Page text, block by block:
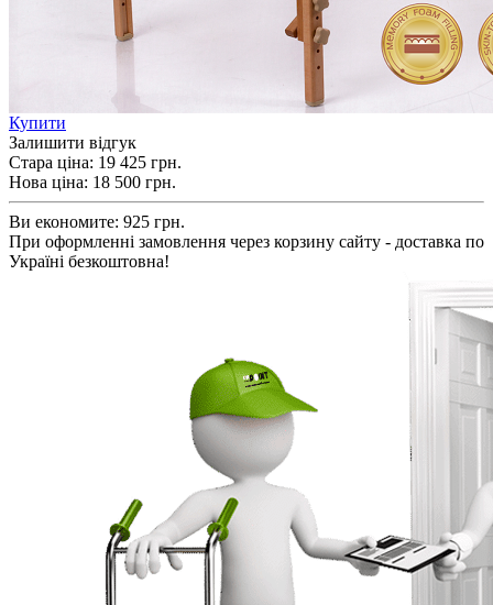
Купити
Залишити відгук
Стара ціна: 19 425 грн.
Нова ціна: 18 500 грн.
Ви економите: 925 грн.
При оформленні замовлення через корзину сайту - доставка по
Україні безкоштовна!